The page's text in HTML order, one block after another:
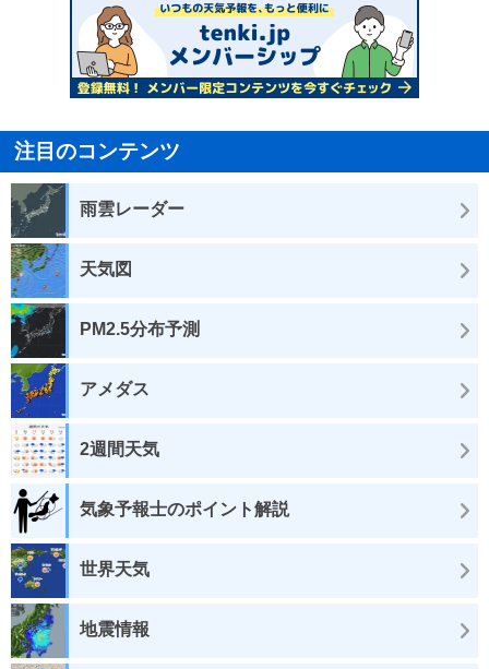
注目のコンテンツ
雨雲レーダー
天気図
PM2.5分布予測
アメダス
2週間天気
気象予報士のポイント解説
世界天気
地震情報